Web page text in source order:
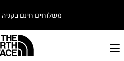
משלוחים חינם בקניה מעל